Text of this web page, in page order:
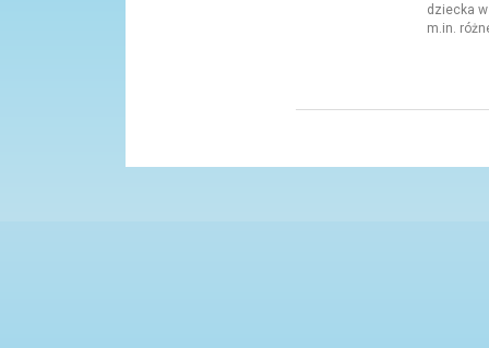
dziecka
m.in.